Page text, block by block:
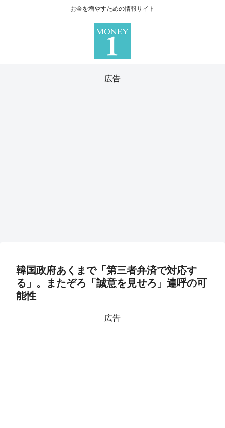
お金を増やすための情報サイト
広告
韓国政府あくまで「第三者弁済で対応す
る」。またぞろ「誠意を見せろ」連呼の可
能性
広告